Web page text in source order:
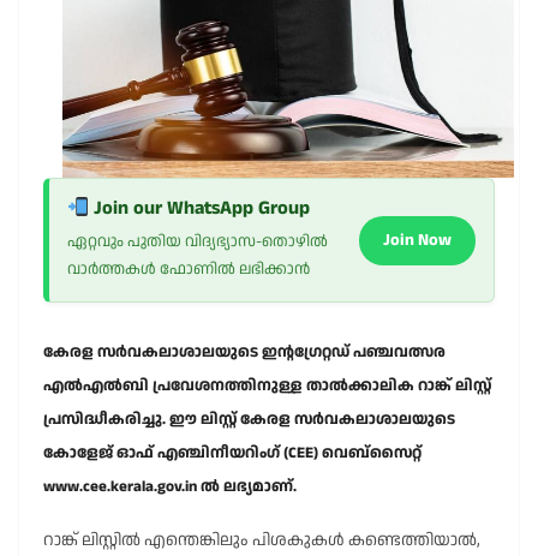
Join our WhatsApp Group
ഏറ്റവും പുതിയ വിദ്യഭ്യാസ-തൊഴിൽ
വാർത്തകൾ ഫോണിൽ ലഭിക്കാൻ
Join Now
കേരള സർവകലാശാലയുടെ ഇന്റഗ്രേറ്റഡ് പഞ്ചവത്സര
എൽഎൽബി പ്രവേശനത്തിനുള്ള താൽക്കാലിക റാങ്ക് ലിസ്റ്റ്
പ്രസിദ്ധീകരിച്ചു.ഈ ലിസ്റ്റ് കേരള സർവകലാശാലയുടെ
കോളേജ് ഓഫ് എഞ്ചിനീയറിംഗ് (CEE) വെബ്സൈറ്റ്
www.cee.kerala.gov.in ൽ ലഭ്യമാണ്.
റാങ്ക് ലിസ്റ്റിൽ എന്തെങ്കിലും പിശകുകൾ കണ്ടെത്തിയാൽ,